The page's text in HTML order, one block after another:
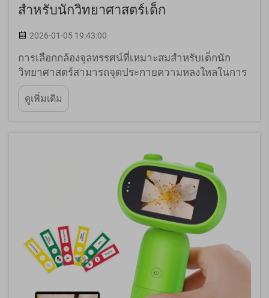
สำหรับนักวิทยาศาสตร์เด็ก
2026-01-05 19:43:00
การเลือกกล้องจุลทรรศน์ที่เหมาะสมสำหรับเด็กนัก
วิทยาศาสตร์สามารถจุดประกายความหลงใหลในการ
ค้นพบและการเรียนรู้ไปตลอดชีวิตได้ ขณะที่ผู้ปกครอง
พิจารณาเครื่องมือเพื่อการศึกษาที่ผสมผสานความสนุก
กับการสำรวจเชิงวิทยาศาสตร์ กล้องจุลทรรศน์
ดูเพิ่มเติม